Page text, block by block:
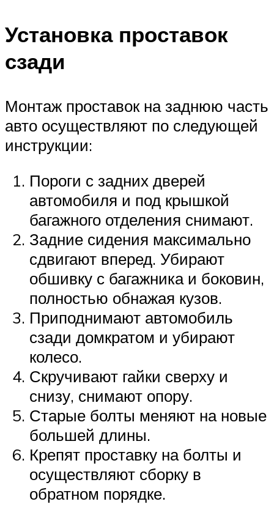
Установка проставок
сзади
Монтаж проставок на заднюю часть
авто осуществляют по следующей
инструкции:
Пороги с задних дверей
автомобиля и под крышкой
багажного отделения снимают.
Задние сидения максимально
сдвигают вперед. Убирают
обшивку с багажника и боковин,
полностью обнажая кузов.
Приподнимают автомобиль
сзади домкратом и убирают
колесо.
Скручивают гайки сверху и
снизу, снимают опору.
Старые болты меняют на новые
большей длины.
Крепят проставку на болты и
осуществляют сборку в
обратном порядке.